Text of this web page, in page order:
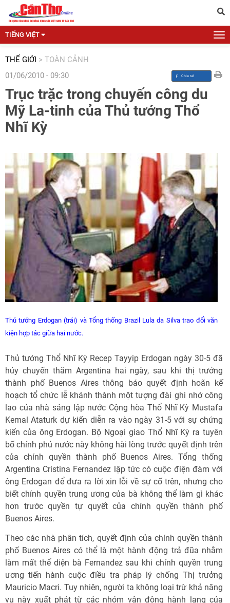
TIẾNG VIỆT
THẾ GIỚI > TOÀN CẢNH
01/06/2010 - 09:30
Trục trặc trong chuyến công du
Mỹ La-tinh của Thủ tướng Thổ
Nhĩ Kỳ
Thủ tướng Erdogan (trái) và Tổng thống Brazil Lula da Silva trao đổi văn
kiện hợp tác giữa hai nước.
Thủ tướng Thổ Nhĩ Kỳ Recep Tayyip Erdogan ngày 30-5 đã
hủy chuyến thăm Argentina hai ngày, sau khi thị trưởng
thành phố Buenos Aires thông báo quyết định hoãn kế
hoạch tổ chức lễ khánh thành một tượng đài ghi nhớ công
lao của nhà sáng lập nước Cộng hòa Thổ Nhĩ Kỳ Mustafa
Kemal Ataturk dự kiến diễn ra vào ngày 31-5 với sự chứng
kiến của ông Erdogan. Bộ Ngoại giao Thổ Nhĩ Kỳ ra tuyên
bố chính phủ nước này không hài lòng trước quyết định trên
của chính quyền thành phố Buenos Aires. Tổng thống
Argentina Cristina Fernandez lập tức có cuộc điện đàm với
ông Erdogan để đưa ra lời xin lỗi về sự cố trên, nhưng cho
biết chính quyền trung ương của bà không thể làm gì khác
hơn trước quyền tự quyết của chính quyền thành phố
Buenos Aires.
Theo các nhà phân tích, quyết định của chính quyền thành
phố Buenos Aires có thể là một hành động trả đũa nhằm
làm mất thể diện bà Fernandez sau khi chính quyền trung
ương tiến hành cuộc điều tra pháp lý chống Thị trưởng
Mauricio Macri. Tuy nhiên, người ta không loại trừ khả năng
vụ này xuất phát từ các nhóm vận động hành lang của